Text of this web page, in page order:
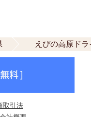
えびの高原ド
取引法